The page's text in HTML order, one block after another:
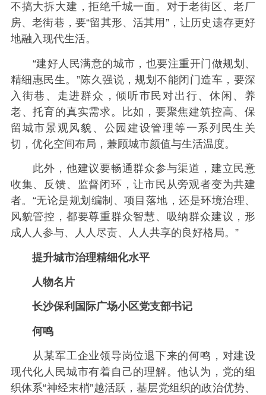
不搞大拆大建，拒绝千城一面。对于老街区、老厂
房、老街巷，要“留其形、活其用”，让历史遗存更好
地融入现代生活。
“建好人民满意的城市，也要注重开门做规划、
精细惠民生。”陈久强说，规划不能闭门造车，要深
入街巷、走进群众，倾听市民对出行、休闲、养
老、托育的真实需求。比如，要聚焦建筑控高、保
留城市景观风貌、公园建设管理等一系列民生关
切，优化空间布局，兼顾城市颜值与生活温度。
此外，他建议要畅通群众参与渠道，建立民意
收集、反馈、监督闭环，让市民从旁观者变为共建
者。“无论是规划编制、项目落地，还是环境治理、
风貌管控，都要尊重群众智慧、吸纳群众建议，形
成人人参与、人人尽责、人人共享的良好格局。”
提升城市治理精细化水平
人物名片
长沙保利国际广场小区党支部书记
何鸣
从某军工企业领导岗位退下来的何鸣，对建设
现代化人民城市有着自己的理解。他认为，党的组
织体系“神经末梢”越活跃，基层党组织的政治优势、